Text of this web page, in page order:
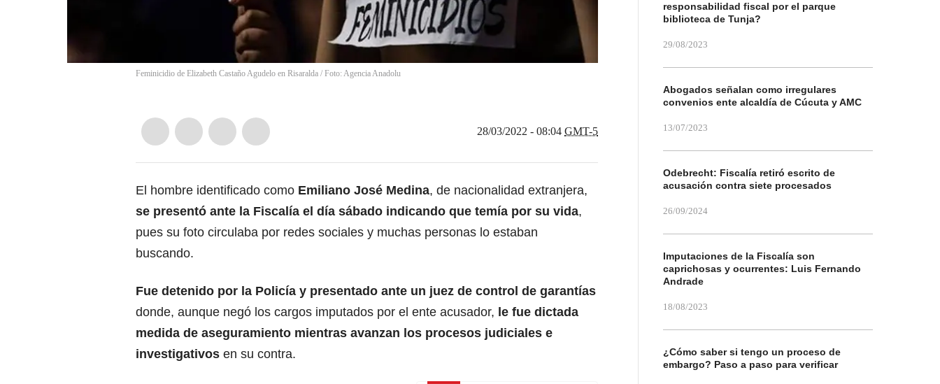
Feminicidio de Elizabeth Castaño Agudelo en Risaralda / Foto: Agencia Anadolu
28/03/2022 - 08:04 GMT-5
El hombre identificado como Emiliano José Medina, de nacionalidad extranjera,
se presentó ante la Fiscalía el día sábado indicando que temía por su vida,
pues su foto circulaba por redes sociales y muchas personas lo estaban
buscando.
Fue detenido por la Policía y presentado ante un juez de control de garantías
donde, aunque negó los cargos imputados por el ente acusador, le fue dictada
medida de aseguramiento mientras avanzan los procesos judiciales e
investigativos en su contra.
responsabilidad fiscal por el parque
biblioteca de Tunja?
29/08/2023
Abogados señalan como irregulares
convenios ente alcaldía de Cúcuta y AMC
13/07/2023
Odebrecht: Fiscalía retiró escrito de
acusación contra siete procesados
26/09/2024
Imputaciones de la Fiscalía son
caprichosas y ocurrentes: Luis Fernando
Andrade
18/08/2023
¿Cómo saber si tengo un proceso de
embargo? Paso a paso para verificar